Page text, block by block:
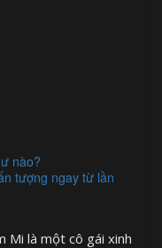
nào?
tượng ngay từ lần
Mi là một cô gái xinh